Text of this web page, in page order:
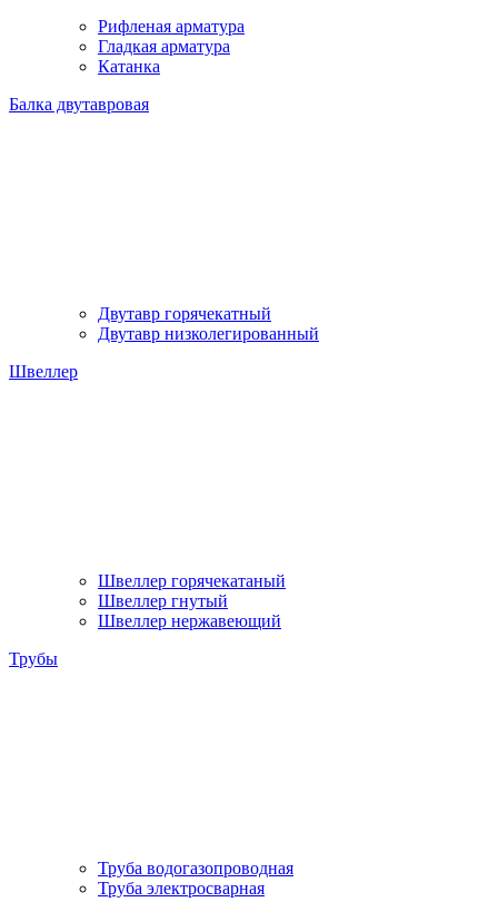
Рифленая арматура
Гладкая арматура
Катанка
Балка двутавровая
Двутавр горячекатный
Двутавр низколегированный
Швеллер
Швеллер горячекатаный
Швеллер гнутый
Швеллер нержавеющий
Трубы
Труба водогазопроводная
Труба электросварная